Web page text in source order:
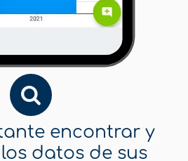
encontrar y
datos de sus